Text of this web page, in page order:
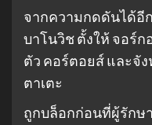
จากความกดดันได้อี
บาโนวิช ตั้งให้ จอร์ก
ตัว คอร์ตอยส์ และจั
ตาเตะ
ถูกบล็อกก่อนที่ผู้รักษ